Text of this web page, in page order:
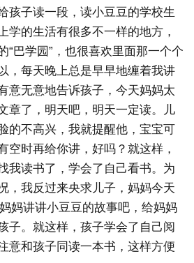
孩子读一段，读小豆豆的学校生
学的生活有很多不一样的地方，
“巴学园”，也很喜欢里面那一个个
，每天晚上总是早早地缠着我讲
意无意地告诉孩子，今天妈妈太
章了，明天吧，明天一定读。儿
的不高兴，我就提醒他，宝宝可
空时再给你讲，好吗？就这样，
我读书了，学会了自己看书。为
，我反过来央求儿子，妈妈今天
妈讲讲小豆豆的故事吧，给妈妈
子。就这样，孩子学会了自己阅
意和孩子同读一本书，这样方便